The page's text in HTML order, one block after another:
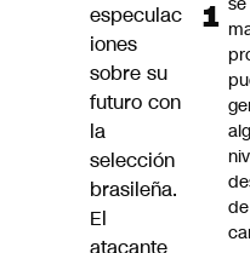
especulac
iones
sobre su
futuro con
la
selección
brasileña.
El
atacante
de